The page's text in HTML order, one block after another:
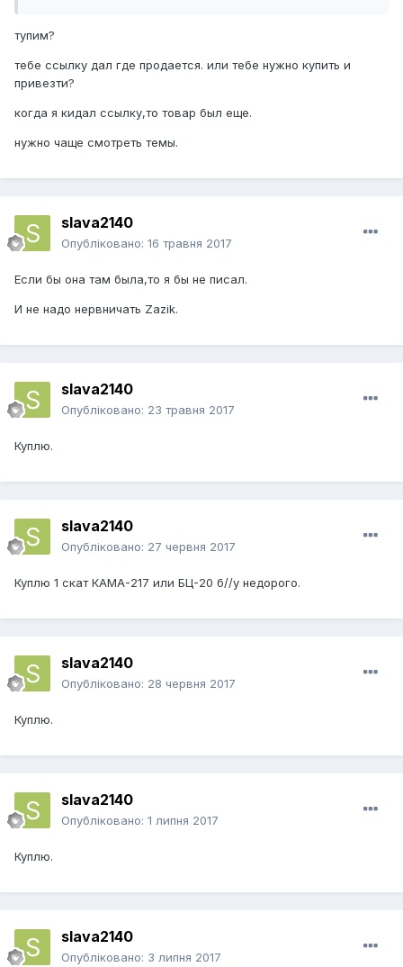
тупим?
тебе ссылку дал где продается. или тебе нужно купить и
привезти?
когда я кидал ссылку,то товар был еще.
нужно чаще смотреть темы.
slava2140
Опубліковано: 16 травня 2017
Если бы она там была,то я бы не писал.
И не надо нервничать Zazik.
slava2140
Опубліковано: 23 травня 2017
Куплю.
slava2140
Опубліковано: 27 червня 2017
Куплю 1 скат КАМА-217 или БЦ-20 б//у недорого.
slava2140
Опубліковано: 28 червня 2017
Куплю.
slava2140
Опубліковано: 1 липня 2017
Куплю.
slava2140
Опубліковано: 3 липня 2017